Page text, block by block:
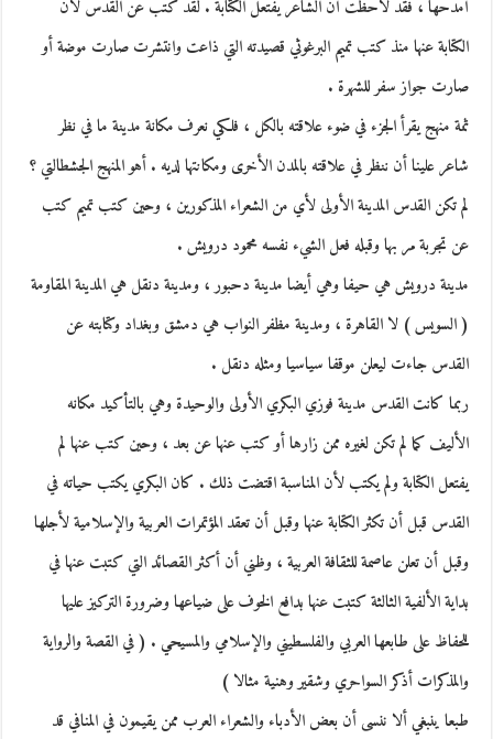
أمدحها ، فقد لاحظت أن الشاعر يفتعل الكتابة . لقد كتب عن القدس لأن
الكتابة عنها منذ كتب تميم البرغوثي قصيدته التي ذاعت وانتشرت صارت موضة أو
صارت جواز سفر للشهرة .
ثمة منهج يقرأ الجزء في ضوء علاقته بالكل ، فلكي نعرف مكانة مدينة ما في نظر
شاعر علينا أن ننظر في علاقته بالمدن الأخرى ومكانتها لديه . أهو المنهج الجشطالتي ؟
لم تكن القدس المدينة الأولى لأي من الشعراء المذكورين ، وحين كتب تميم كتب
عن تجربة مر بها وقبله فعل الشيء نفسه محمود درويش .
مدينة درويش هي حيفا وهي أيضا مدينة دحبور ، ومدينة دنقل هي المدينة المقاومة
( السويس ) لا القاهرة ، ومدينة مظفر النواب هي دمشق وبغداد وكتابته عن
القدس جاءت ليعلن موقفا سياسيا ومثله دنقل .
ربما كانت القدس مدينة فوزي البكري الأولى والوحيدة وهي بالتأكيد مكانه
الأليف كما لم تكن لغيره ممن زارها أو كتب عنها عن بعد ، وحين كتب عنها لم
يفتعل الكتابة ولم يكتب لأن المناسبة اقتضت ذلك . كان البكري يكتب حياته في
القدس قبل أن تكثر الكتابة عنها وقبل أن تعقد المؤتمرات العربية والإسلامية لأجلها
وقبل أن تعلن عاصمة للثقافة العربية ، وظني أن أكثر القصائد التي كتبت عنها في
بداية الألفية الثالثة كتبت عنها بدافع الخوف على ضياعها وضرورة التركيز عليها
للحفاظ على طابعها العربي والفلسطيني والإسلامي والمسيحي . ( في القصة والرواية
والمذكرات أذكر السواحري وشقير وهنية مثالا )
طبعا ينبغي ألا ننسى أن بعض الأدباء والشعراء العرب ممن يقيمون في المنافي قد